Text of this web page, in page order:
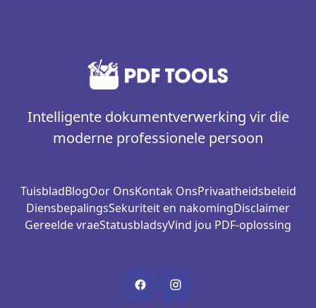
Intelligente dokumentverwerking vir die
moderne professionele persoon
TuisbladBlogOor OnsKontak OnsPrivaatheidsbeleid
DiensbepalingsSekuriteit en nakomingDisclaimer
Gereelde vraeStatusbladsyVind jou PDF-oplossing